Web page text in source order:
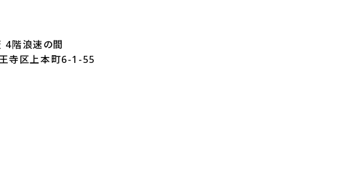
4階浪速の間
寺区上本町6-1-55